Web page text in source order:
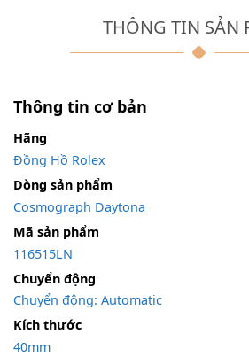
THÔNG TIN SẢN
Thông tin cơ bản
Hãng
Đồng Hồ Rolex
Dòng sản phẩm
Cosmograph Daytona
Mã sản phẩm
116515LN
Chuyển động
Chuyển động: Automatic
Kích thước
40mm